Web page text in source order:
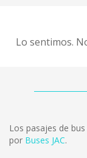
Lo sentimos.
Los pasajes de
por Buses JAC.